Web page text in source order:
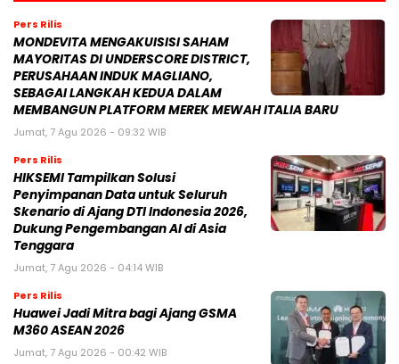
Pers Rilis
MONDEVITA MENGAKUISISI SAHAM
MAYORITAS DI UNDERSCORE DISTRICT,
PERUSAHAAN INDUK MAGLIANO,
SEBAGAI LANGKAH KEDUA DALAM
MEMBANGUN PLATFORM MEREK MEWAH ITALIA BARU
Jumat, 7 Agu 2026 - 09:32 WIB
Pers Rilis
HIKSEMI Tampilkan Solusi
Penyimpanan Data untuk Seluruh
Skenario di Ajang DTI Indonesia 2026,
Dukung Pengembangan AI di Asia
Tenggara
Jumat, 7 Agu 2026 - 04:14 WIB
Pers Rilis
Huawei Jadi Mitra bagi Ajang GSMA
M360 ASEAN 2026
Jumat, 7 Agu 2026 - 00:42 WIB